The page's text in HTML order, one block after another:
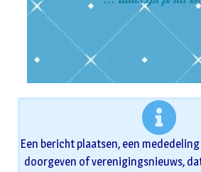
Een bericht plaatsen, een
doorgeven of verenigingsnieuws,